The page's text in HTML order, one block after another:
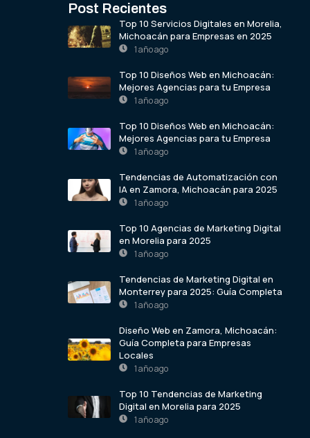
Post Recientes
Top 10 Servicios Digitales en Morelia,
Michoacán para Empresas en 2025
1 año ago
Top 10 Diseños Web en Michoacán:
Mejores Agencias para tu Empresa
1 año ago
Top 10 Diseños Web en Michoacán:
Mejores Agencias para tu Empresa
1 año ago
Tendencias de Automatización con
IA en Zamora, Michoacán para 2025
1 año ago
Top 10 Agencias de Marketing Digital
en Morelia para 2025
1 año ago
Tendencias de Marketing Digital en
Monterrey para 2025: Guía Completa
1 año ago
Diseño Web en Zamora, Michoacán:
Guía Completa para Empresas
Locales
1 año ago
Top 10 Tendencias de Marketing
Digital en Morelia para 2025
1 año ago